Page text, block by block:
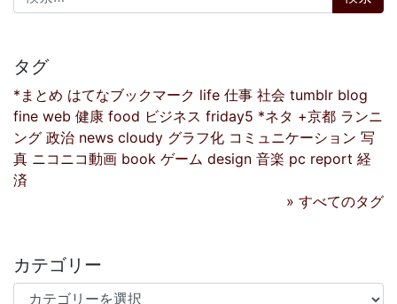
タグ
*まとめ はてなブックマーク life 仕事 社会 tumblr blog
fine web 健康 food ビジネス friday5 *ネタ +京都 ランニ
ング 政治 news cloudy グラフ化 コミュニケーション 写
真 ニコニコ動画 book ゲーム design 音楽 pc report 経
済
» すべてのタグ
カテゴリー
カテゴリー